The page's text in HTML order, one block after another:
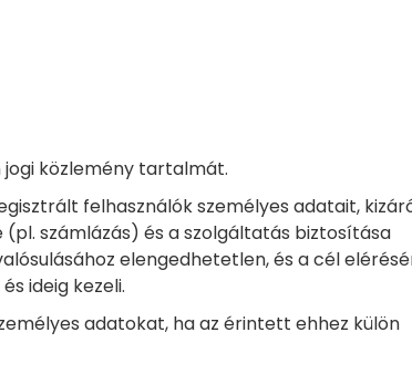
közlemény tartalmát.
felhasználók személyes adatait,
számlázás) és a szolgáltatás biztosítása
elengedhetetlen, és a cél
ideig kezeli.
adatokat, ha az érintett ehhez külön